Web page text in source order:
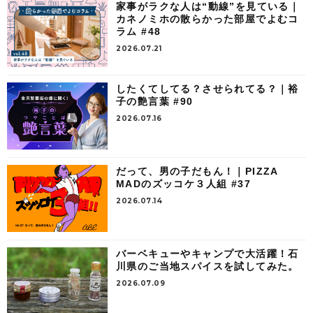
家事がラクな人は“動線”を見ている｜
カネノミホの散らかった部屋でよむコ
ラム #48
2026.07.21
したくてしてる？させられてる？｜裕
子の艶言葉 #90
2026.07.16
だって、男の子だもん！｜PIZZA
MADのズッコケ３人組 #37
2026.07.14
バーベキューやキャンプで大活躍！石
川県のご当地スパイスを試してみた。
2026.07.09